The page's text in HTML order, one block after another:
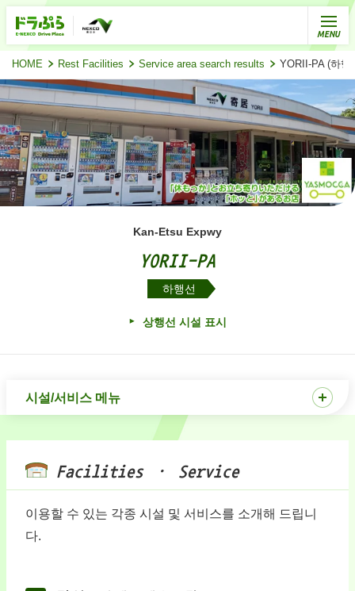
HOME Rest Facilities Service area search results YORII-PA (하
Kan-Etsu Expwy
YORII-PA
하행선
상행선 시설 표시
시설/서비스 메뉴
Facilities · Service
이용할 수 있는 각종 시설 및 서비스를 소개해 드립니
다.